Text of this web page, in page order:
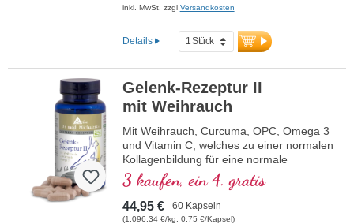
inkl. MwSt. zzgl Versandkosten
Details
Gelenk-Rezeptur II
mit Weihrauch
Mit Weihrauch, Curcuma, OPC, Omega 3
und Vitamin C, welches zu einer normalen
Kollagenbildung für eine normale
Knorpelfunktion beiträgt. Zur spezifischen
Versorgung der knorpeligen
Gelenkstrukturen.
3 kaufen, ein 4. gratis
44,95 € 60 Kapseln
(1.096,34 €/kg, 0,75 €/Kapsel)